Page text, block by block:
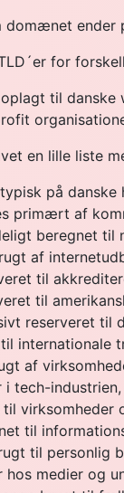
domænet ender
for
til danske
en lille liste
på danske
primært af
beregnet til
af
til
til
reserveret til
internationale
af
tech-
til virksomheder
til
til personlig
hos medier og